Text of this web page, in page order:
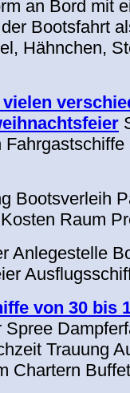
an Bord mit
Bootsfahrt
Hähnchen,
Bootsverleih
Raum
Anlegestelle
von 30 bis
Trauung
Chartern